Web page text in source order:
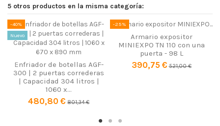
Fondo
550 mm
Alto
880 mm
Rango temperatura trabajo
(°C)
+3 a +6 °C
Refrigerante
R-600a
Capacidad enfriadores
5 otros productos en la misma categoría:
-40%
Nuevo
Enfriador de botellas AGF-
300 | 2 puertas correderas
| Capacidad 304 litros |
1060 x...
480,80 € 801,34 €
-25%
Armario expositor
MINIEXPO TN 110 con una
puerta - 98 L
390,75 € 521,00 €